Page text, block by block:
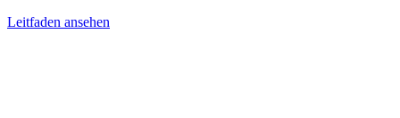
Leitfaden ansehen